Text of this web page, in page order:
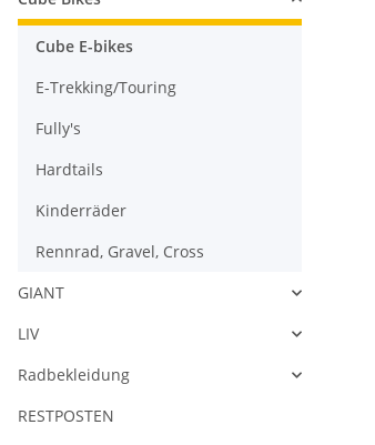
Cube E-bikes
E-Trekking/Touring
Fully's
Hardtails
Kinderräder
Rennrad, Gravel, Cross
GIANT
LIV
Radbekleidung
RESTPOSTEN